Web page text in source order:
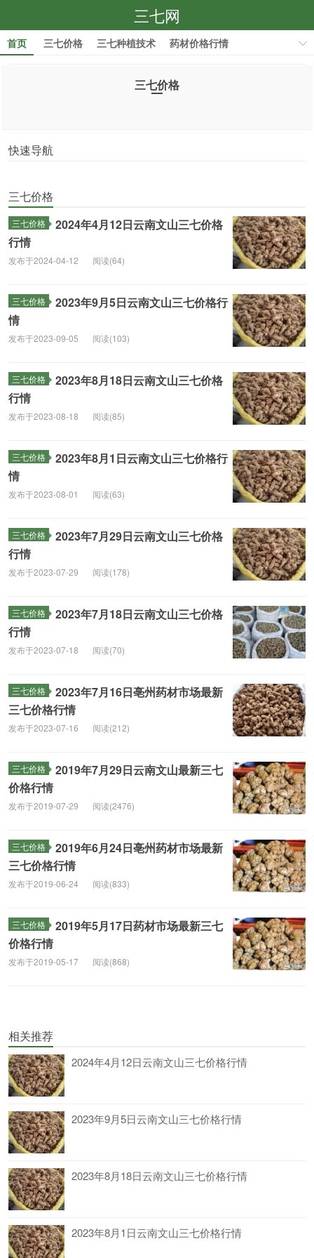
三七网
首页 三七价格 三七种植技术
药材价格行情
三七价格
快速导航
三七价格
三七价格
2024年4月12日云南文山三七价格
行情
发布于2024-04-12 阅读(64)
三七价格
2023年9月5日云南文山三七价格行
情
发布于2023-09-05 阅读(103)
三七价格
2023年8月18日云南文山三七价格
行情
发布于2023-08-18 阅读(85)
三七价格
2023年8月1日云南文山三七价格行
情
发布于2023-08-01 阅读(63)
三七价格
2023年7月29日云南文山三七价格
行情
发布于2023-07-29 阅读(178)
三七价格
2023年7月18日云南文山三七价格
行情
发布于2023-07-18 阅读(70)
三七价格
2023年7月16日亳州药材市场最新
三七价格行情
发布于2023-07-16 阅读(212)
三七价格
2019年7月29日云南文山最新三七
价格行情
发布于2019-07-29 阅读(2476)
三七价格
2019年6月24日亳州药材市场最新
三七价格行情
发布于2019-06-24 阅读(833)
三七价格
2019年5月17日药材市场最新三七
价格行情
发布于2019-05-17 阅读(868)
相关推荐
2024年4月12日云南文山三七价格行情
2023年9月5日云南文山三七价格行情
2023年8月18日云南文山三七价格行情
2023年8月1日云南文山三七价格行情